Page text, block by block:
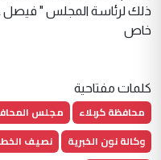
ذلك لرئاسة المجلس " فيصل
خاص
كلمات مفتاحية
محافظة كربلاء مجلس
وكالة نون الخبرية
نصيف